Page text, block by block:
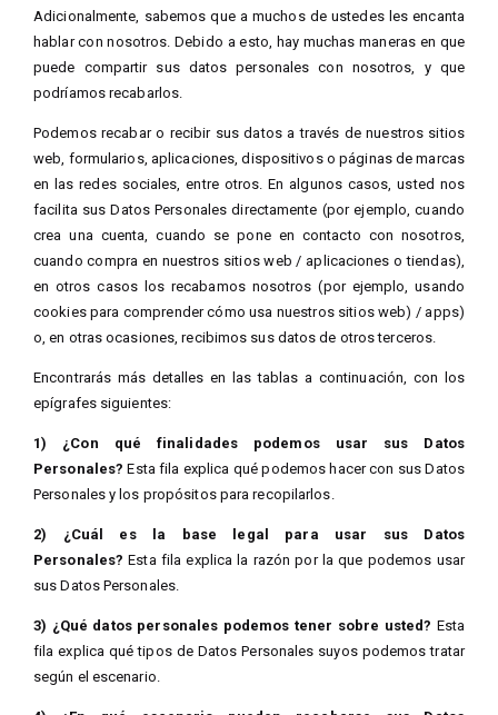
Adicionalmente, sabemos que a muchos de ustedes les encanta
hablar con nosotros. Debido a esto, hay muchas maneras en que
puede compartir sus datos personales con nosotros, y que
podríamos recabarlos.
Podemos recabar o recibir sus datos a través de nuestros sitios
web, formularios, aplicaciones, dispositivos o páginas de marcas
en las redes sociales, entre otros. En algunos casos, usted nos
facilita sus Datos Personales directamente (por ejemplo, cuando
crea una cuenta, cuando se pone en contacto con nosotros,
cuando compra en nuestros sitios web / aplicaciones o tiendas),
en otros casos los recabamos nosotros (por ejemplo, usando
cookies para comprender cómo usa nuestros sitios web) / apps)
o, en otras ocasiones, recibimos sus datos de otros terceros.
Encontrarás más detalles en las tablas a continuación, con los
epígrafes siguientes:
1) ¿Con qué finalidades podemos usar sus Datos
Personales? Esta fila explica qué podemos hacer con sus Datos
Personales y los propósitos para recopilarlos.
2) ¿Cuál es la base legal para usar sus Datos
Personales? Esta fila explica la razón por la que podemos usar
sus Datos Personales.
3) ¿Qué datos personales podemos tener sobre usted? Esta
fila explica qué tipos de Datos Personales suyos podemos tratar
según el escenario.